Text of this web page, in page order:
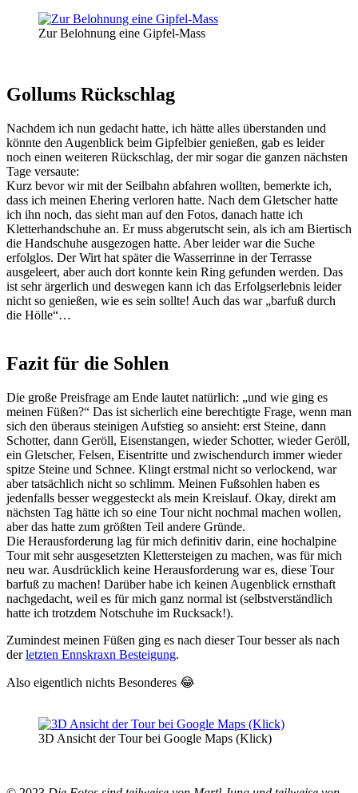
Zur Belohnung eine Gipfel-Mass
Gollums Rückschlag
Nachdem ich nun gedacht hatte, ich hätte alles überstanden und
könnte den Augenblick beim Gipfelbier genießen, gab es leider
noch einen weiteren Rückschlag, der mir sogar die ganzen nächsten
Tage versaute:
Kurz bevor wir mit der Seilbahn abfahren wollten, bemerkte ich,
dass ich meinen Ehering verloren hatte. Nach dem Gletscher hatte
ich ihn noch, das sieht man auf den Fotos, danach hatte ich
Kletterhandschuhe an. Er muss abgerutscht sein, als ich am Biertisch
die Handschuhe ausgezogen hatte. Aber leider war die Suche
erfolglos. Der Wirt hat später die Wasserrinne in der Terrasse
ausgeleert, aber auch dort konnte kein Ring gefunden werden. Das
ist sehr ärgerlich und deswegen kann ich das Erfolgserlebnis leider
nicht so genießen, wie es sein sollte! Auch das war „barfuß durch
die Hölle“…
Fazit für die Sohlen
Die große Preisfrage am Ende lautet natürlich: „und wie ging es
meinen Füßen?“ Das ist sicherlich eine berechtigte Frage, wenn man
sich den überaus steinigen Aufstieg so ansieht: erst Steine, dann
Schotter, dann Geröll, Eisenstangen, wieder Schotter, wieder Geröll,
ein Gletscher, Felsen, Eisentritte und zwischendurch immer wieder
spitze Steine und Schnee. Klingt erstmal nicht so verlockend, war
aber tatsächlich nicht so schlimm. Meinen Fußsohlen haben es
jedenfalls besser weggesteckt als mein Kreislauf. Okay, direkt am
nächsten Tag hätte ich so eine Tour nicht nochmal machen wollen,
aber das hatte zum größten Teil andere Gründe.
Die Herausforderung lag für mich definitiv darin, eine hochalpine
Tour mit sehr ausgesetzten Klettersteigen zu machen, was für mich
neu war. Ausdrücklich keine Herausforderung war es, diese Tour
barfuß zu machen! Darüber habe ich keinen Augenblick ernsthaft
nachgedacht, weil es für mich ganz normal ist (selbstverständlich
hatte ich trotzdem Notschuhe im Rucksack!).
Zumindest meinen Füßen ging es nach dieser Tour besser als nach
derletzten Ennskraxn Besteigung.
Also eigentlich nichts Besonderes 😂
3D Ansicht der Tour bei Google Maps (Klick)